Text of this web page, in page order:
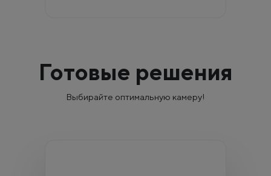
Готовые решения
Выбирайте оптимальную камеру!